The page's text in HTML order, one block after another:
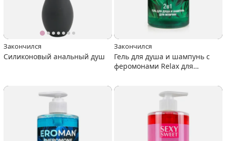
Закончился
Силиконовый анальный душ
Закончился
Гель для душа и шампунь с
феромонами Relax для